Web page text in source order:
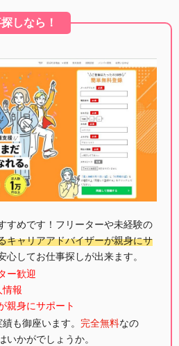
しなら！
すめです！フリーターや未経験の
キャリアアドバイザーが親身にサ
心してお仕事探しが出来ます。
ー歓迎
情報
親身にサポート
も御座います。 完全無料なの
いかがでしょうか。